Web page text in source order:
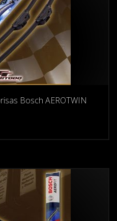
Bosch AEROTWIN